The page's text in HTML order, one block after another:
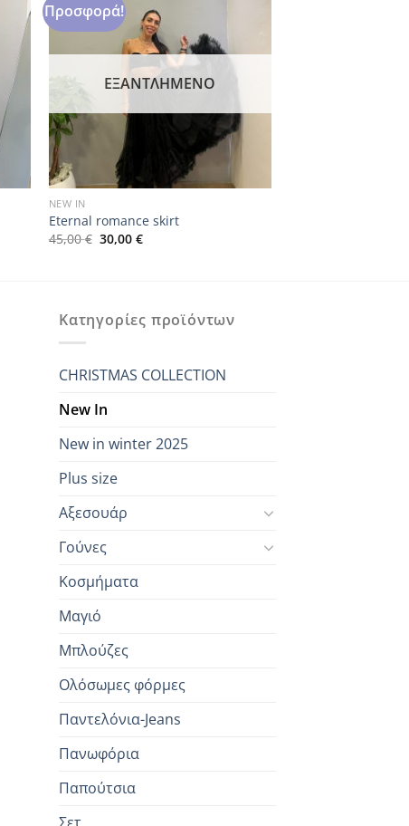
Προσφορά!
ΕΞΑΝΤΛΗΜΈΝΟ
NEW IN
Eternal romance skirt
45,00€ Original
price
30,00 €Η
Κατηγορίες προϊόντων
CHRISTMAS COLLECTION
New In
New in winter 2025
Plus size
Αξεσουάρ
Γούνες
Κοσμήματα
Μαγιό
Μπλούζες
Ολόσωμες φόρμες
Παντελόνια-Jeans
Πανωφόρια
Παπούτσια